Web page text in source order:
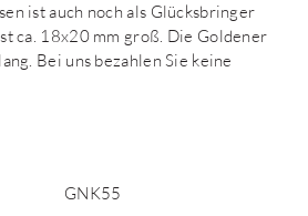
ist auch noch als Glücksbringer
ca. 18x20 mm groß. Die Goldener
Bei uns bezahlen Sie keine
GNK55